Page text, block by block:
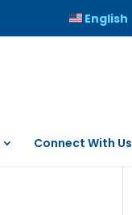
English
Connect With Us